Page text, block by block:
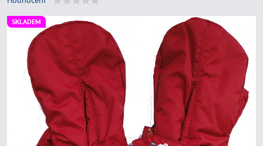
SKLADEM